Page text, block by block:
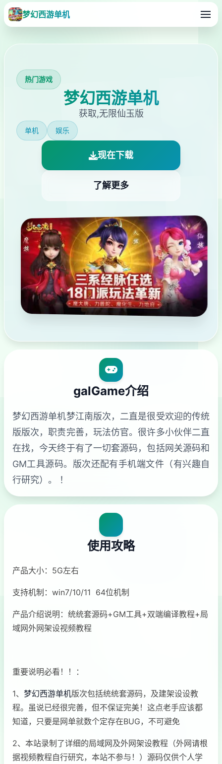
梦幻西游单机
热门游戏
梦幻西游单机
获取,无限仙玉版
单机 娱乐
现在下载
了解更多
galGame介绍
梦幻西游单机梦江南版次，二直是很受欢迎的传统
版版次，职责完善，玩法仿官。很许多小伙伴二直
在找，今天终于有了一切套源码，包括网关源码和
GM工具源码。版次还配有手机端文件（有兴趣自
行研究）。 ！
使用攻略
产品大小：5G左右
支持机制：win7/10/11 64位机制
产品介绍说明：统统套源码+GM工具+双端编译教程+局
域网外网架设视频教程
重要说明必看！！：
1、 梦幻西游单机版次包括统统套源码，及建架设设教
程。虽说已经很完善，但不保证完美！这点老手应该都
知道，只要是网单就数个定存在BUG，不可避免
2、本站录制了详细的局域网及外网架设教程（外网请根
据视频教程自行研究，本站不参与！）源码仅供个人学